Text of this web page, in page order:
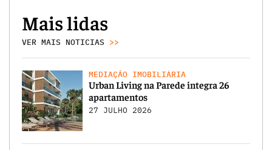
Mais lidas
VER MAIS NOTICIAS >>
MEDIAÇÃO IMOBILIÁRIA
Urban Living na Parede integra 26
apartamentos
27 JULHO 2026